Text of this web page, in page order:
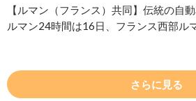
【ルマン（フランス）共同】伝統の自
ルマン24時間は16日、フランス西部ル
さらに見る